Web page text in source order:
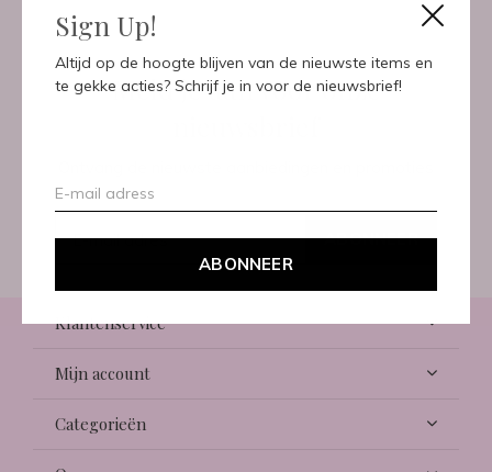
Sign Up!
Altijd op de hoogte blijven van de nieuwste items en
te gekke acties? Schrijf je in voor de nieuwsbrief!
ABONNEER
Meld je aan voor onze
ABONNEER
Klantenservice
Mijn account
Categorieën